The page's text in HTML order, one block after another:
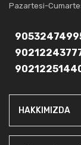
Pazartesi-
HAKKIMIZDA